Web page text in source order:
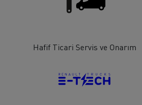
Hafif Ticari Servis ve Onarım